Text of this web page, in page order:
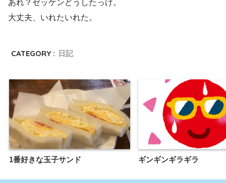
あれ？ゼッケンどうしたっけ。
大丈夫、いれたいれた。
CATEGORY : 日記
1番好きな玉子サンド ギンギンギラギラ